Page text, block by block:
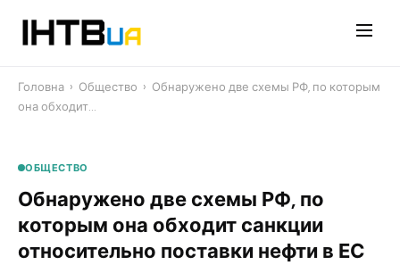
Головна › Общество › ​Обнаружено две схемы РФ, по которым
она обходит…
ОБЩЕСТВО
​Обнаружено две схемы РФ, по
которым она обходит санкции
относительно поставки нефти в ЕС